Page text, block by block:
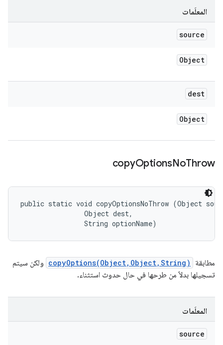
المعلَمات
source
Object
dest
Object
copyOptionsNoThrow
public static void copyOptionsNoThrow (Object
                Object dest,
                String optionName)
مطابقة copyOptions(Object,Object,String) ولكن سيتم
تسجيلها بدلاً من طرحها في حال حدوث استثناء.
المعلَمات
source